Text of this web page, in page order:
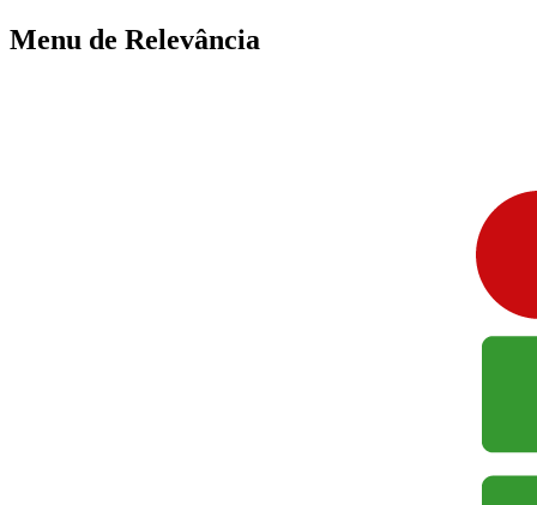
Menu de Relevância